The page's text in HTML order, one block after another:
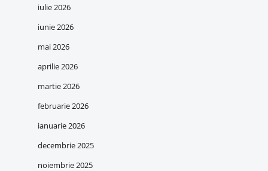
iulie 2026
iunie 2026
mai 2026
aprilie 2026
martie 2026
februarie 2026
ianuarie 2026
decembrie 2025
noiembrie 2025